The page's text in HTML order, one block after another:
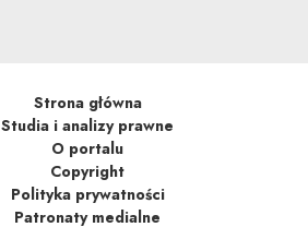
Strona główna
Studia i analizy prawne
O portalu
Copyright
Polityka prywatności
Patronaty medialne